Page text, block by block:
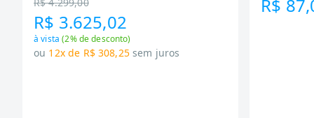
R$ 3.625,02
à vista(2% de desconto)
ou 12x de R$ 308,25 sem juros
R$